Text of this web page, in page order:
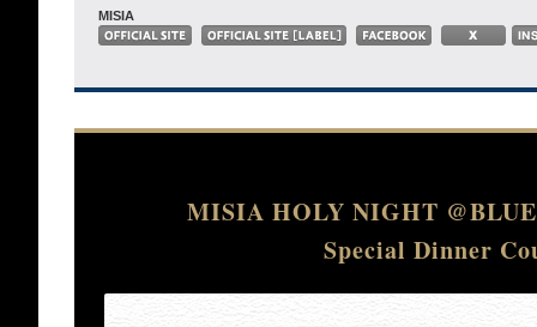
MISIA
MISIA HOLY NIGHT
Special Dinner